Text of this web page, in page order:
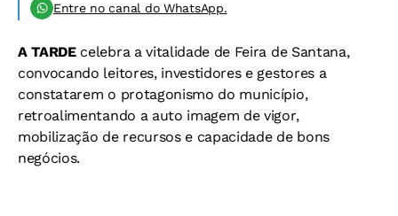
Entre no canal do WhatsApp.
A TARDE celebra a vitalidade de Feira de Santana,
convocando leitores, investidores e gestores a
constatarem o protagonismo do município,
retroalimentando a auto imagem de vigor,
mobilização de recursos e capacidade de bons
negócios.